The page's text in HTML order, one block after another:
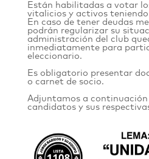
Están habilitadas a votar
vitalicios y activos
En caso de tener deudas
podrán regularizar su
administración del club
inmediatamente para
eleccionario.
Es obligatorio presentar
o carnet de socio.
Adjuntamos a continuación
candidatos y sus